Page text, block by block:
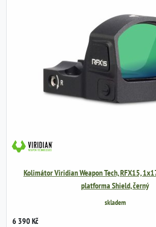
Kolimátor Viridian Weapon Tech, RFX15,
platforma Shield, černý
skladem
6 390 Kč